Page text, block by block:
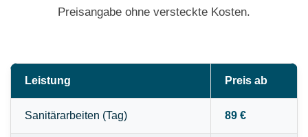
Preisangabe ohne versteckte Kosten.
Leistung Preis ab
Sanitärarbeiten (Tag) 89 €